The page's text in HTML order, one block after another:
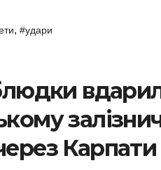
, #удари
Карпати